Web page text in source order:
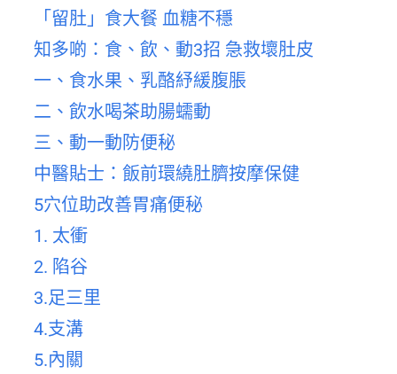
「留肚」食大餐 血糖不穩
知多啲：食、飲、動3招 急救壞肚皮
一、食水果、乳酪紓緩腹脹
二、飲水喝茶助腸蠕動
三、動一動防便秘
中醫貼士：飯前環繞肚臍按摩保健
5穴位助改善胃痛便秘
1. 太衝
2. 陷谷
3.足三里
4.支溝
5.內關